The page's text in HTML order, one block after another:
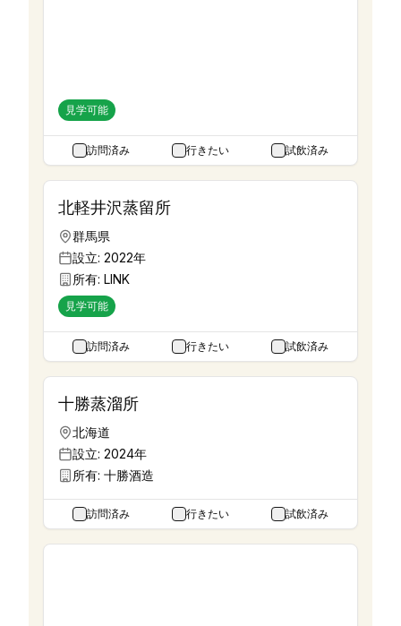
見学可能
訪問済み 行きたい 試飲済み
北軽井沢蒸留所
群馬県
設立: 2022年
所有: LINK
見学可能
訪問済み 行きたい 試飲済み
十勝蒸溜所
北海道
設立: 2024年
所有: 十勝酒造
訪問済み 行きたい 試飲済み